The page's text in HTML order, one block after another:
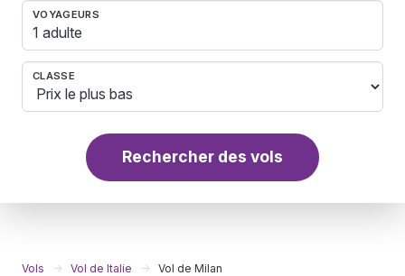
VOYAGEURS
1 adulte
CLASSE
Rechercher des vols
Vols Vol de Italie Vol de Milan